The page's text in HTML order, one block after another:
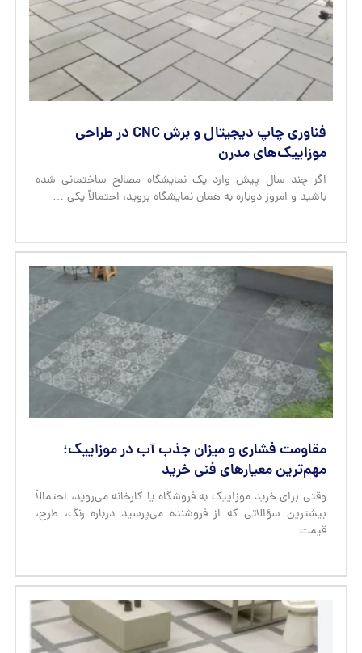
فناوری چاپ دیجیتال و برش CNC در طراحی
موزاییک‌های مدرن
اگر چند سال پیش وارد یک نمایشگاه مصالح ساختمانی شده
باشید و امروز دوباره به همان نمایشگاه بروید، احتمالاً یکی …
مقاومت فشاری و میزان جذب آب در موزاییک؛
مهم‌ترین معیارهای فنی خرید
وقتی برای خرید موزاییک به فروشگاه یا کارخانه می‌روید، احتمالاً
بیشترین سؤالاتی که از فروشنده می‌پرسید درباره رنگ، طرح،
قیمت …